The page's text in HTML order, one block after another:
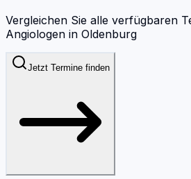
Vergleichen Sie alle verfügbaren
Angiologen in Oldenburg
Jetzt Termine finden